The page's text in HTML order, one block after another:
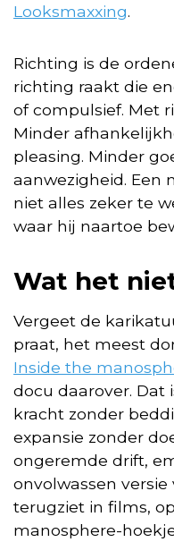
Looksmaxxing.
Richting is de
richting raakt die
of compulsief. Met
Minder
pleasing. Minder
aanwezigheid. Een
niet alles zeker te
waar hij naartoe
Wat het
Vergeet de
praat, het meest
Inside the
docu daarover. Dat
kracht zonder
expansie zonder
ongeremde drift,
onvolwassen
terugziet in films,
manosphere-